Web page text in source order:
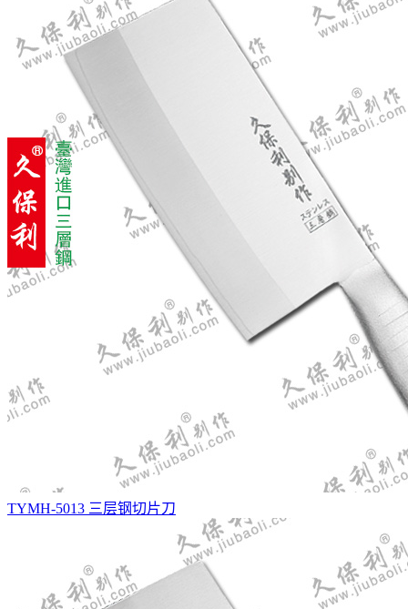
ST圆头菜刀(温丽款)
TYMH-5009 三层钢砍切
TYMH-5013 三层钢切片刀